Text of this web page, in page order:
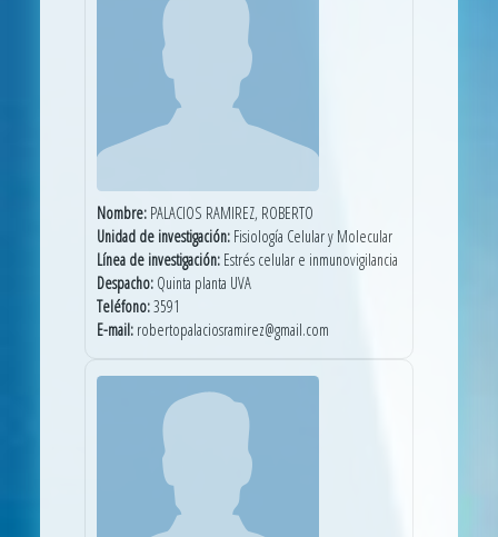
Nombre: PALACIOS RAMIREZ, ROBERTO
Unidad de investigación: Fisiología Celular y Molecular
Línea de investigación: Estrés celular e inmunovigilancia
Despacho: Quinta planta UVA
Teléfono:3591
E-mail: robertopalaciosramirez@gmail.com